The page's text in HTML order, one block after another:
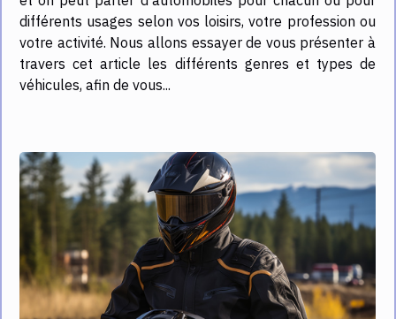
différents usages selon vos loisirs, votre profession ou
votre activité. Nous allons essayer de vous présenter à
travers cet article les différents genres et types de
véhicules, afin de vous...